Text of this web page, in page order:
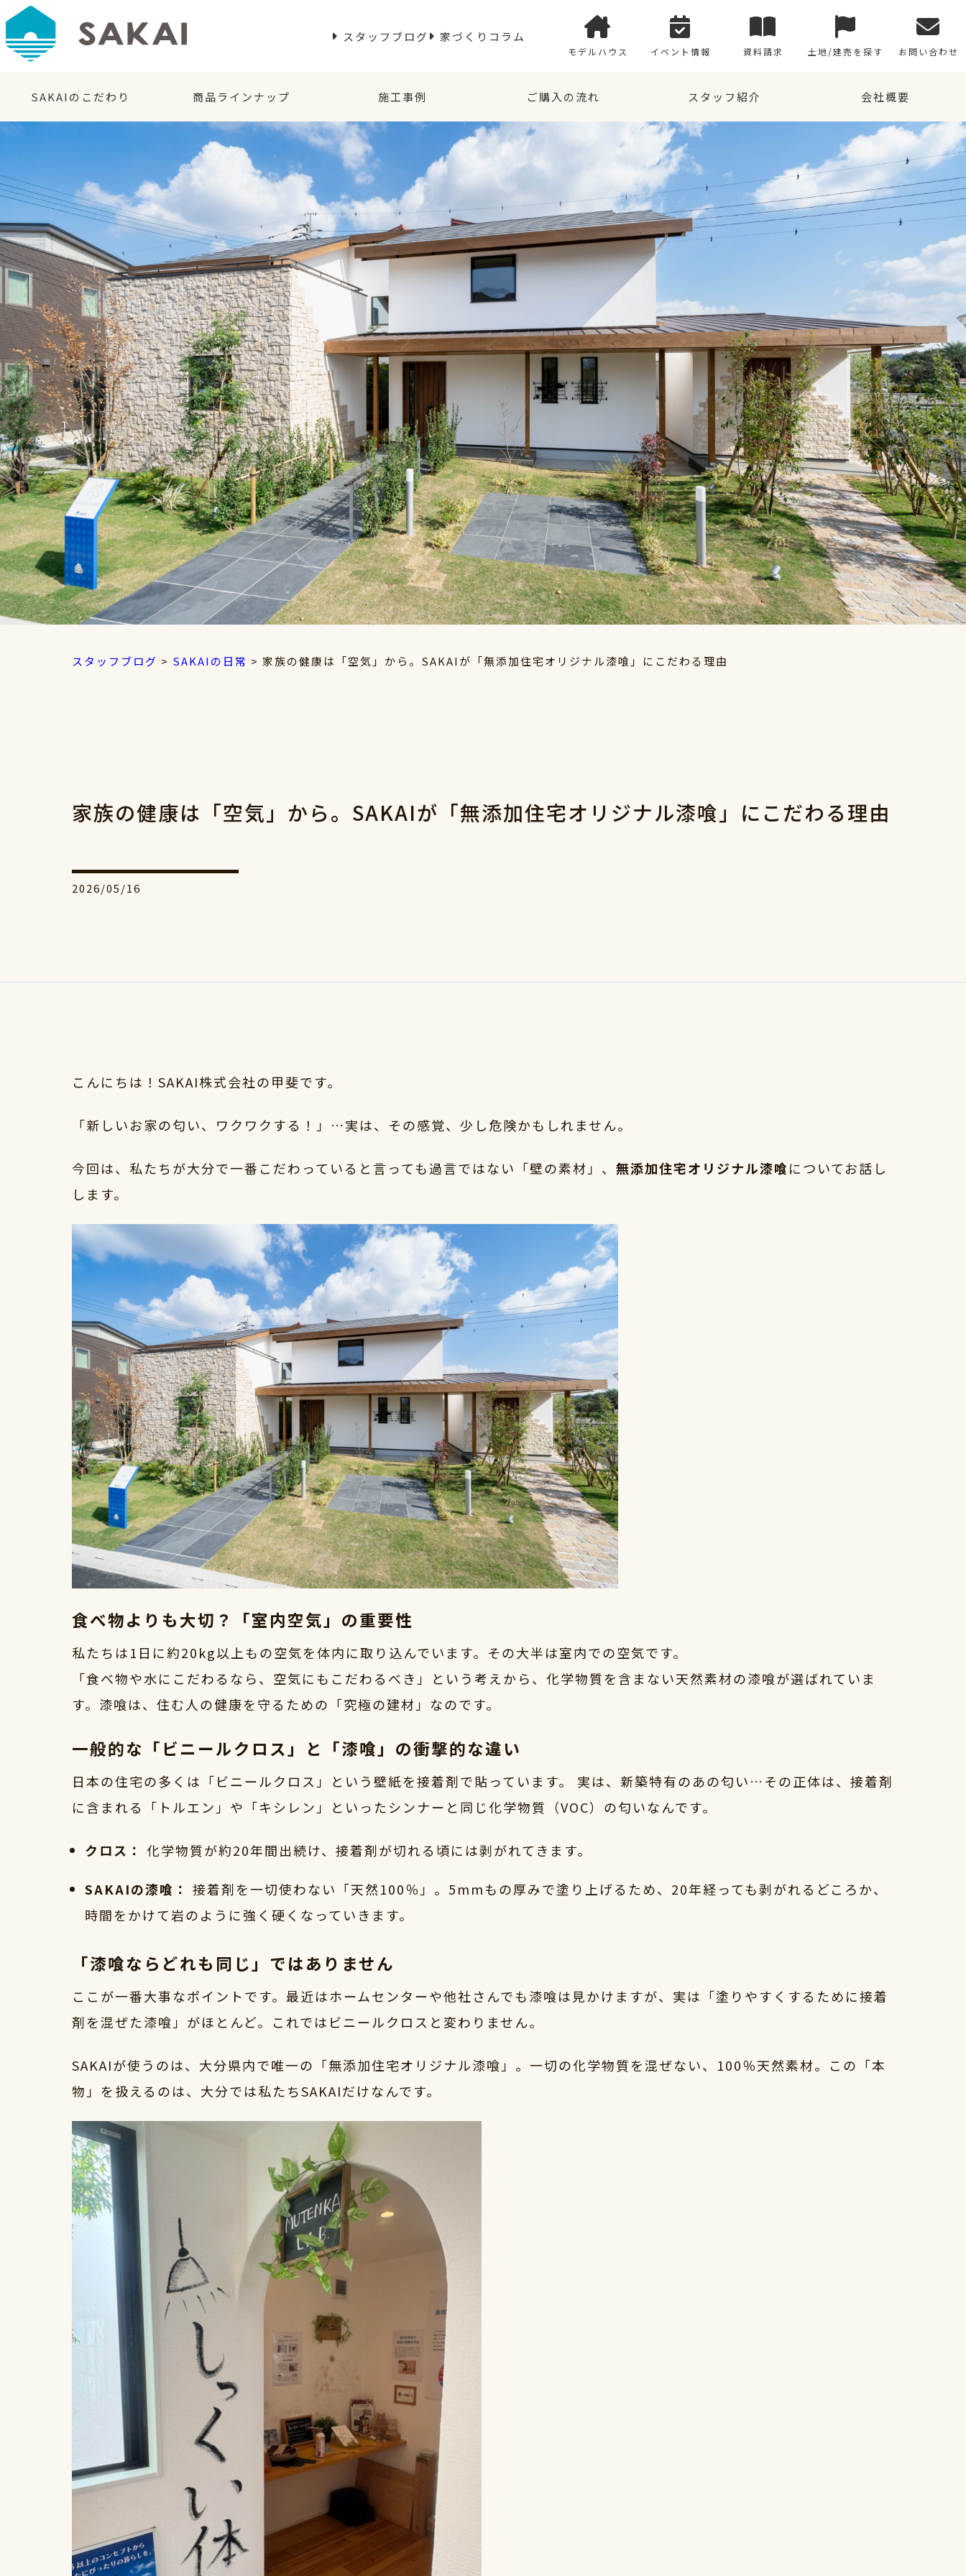
スタッフブログ 家づくりコラム
モデルハウス イベント情報 資料請求 土地/建売を探す お問い合わせ
SAKAIのこだわり 商品ラインナップ 施工事例 ご購入の流れ スタッフ紹介 会社概要
スタッフブログ > SAKAIの日常 > 家族の健康は「空気」から。SAKAIが「無添加住宅オリジナル漆喰」にこだわる理由
家族の健康は「空気」から。SAKAIが「無添加住宅オリジナル漆喰」にこだわる理由
2026/05/16
こんにちは！SAKAI株式会社の甲斐です。
「新しいお家の匂い、ワクワクする！」…実は、その感覚、少し危険かもしれません。
今回は、私たちが大分で一番こだわっていると言っても過言ではない「壁の素材」、 無添加住宅オリジナル漆喰についてお話し
します。
食べ物よりも大切？「室内空気」の重要性
私たちは1日に約20kg以上もの空気を体内に取り込んでいます。その大半は室内での空気です。
「食べ物や水にこだわるなら、空気にもこだわるべき」という考えから、化学物質を含まない天然素材の漆喰が選ばれていま
す。漆喰は、住む人の健康を守るための「究極の建材」なのです。
一般的な「ビニールクロス」と「漆喰」の衝撃的な違い
日本の住宅の多くは「ビニールクロス」という壁紙を接着剤で貼っています。 実は、新築特有のあの匂い…その正体は、接着剤
に含まれる「トルエン」や「キシレン」といったシンナーと同じ化学物質（VOC）の匂いなんです。
クロス： 化学物質が約20年間出続け、接着剤が切れる頃には剥がれてきます。
SAKAIの漆喰： 接着剤を一切使わない「天然100％」。5mmもの厚みで塗り上げるため、20年経っても剥がれるどころか、
時間をかけて岩のように強く硬くなっていきます。
「漆喰ならどれも同じ」ではありません
ここが一番大事なポイントです。最近はホームセンターや他社さんでも漆喰は見かけますが、実は「塗りやすくするために接着
剤を混ぜた漆喰」がほとんど。これではビニールクロスと変わりません。
SAKAIが使うのは、大分県内で唯一の「無添加住宅オリジナル漆喰」。一切の化学物質を混ぜない、100％天然素材。この「本
物」を扱えるのは、大分では私たちSAKAIだけなんです。